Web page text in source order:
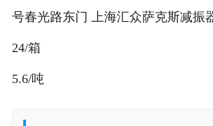
号春光路东门 上海汇众萨克斯减振
24/箱
5.6/吨